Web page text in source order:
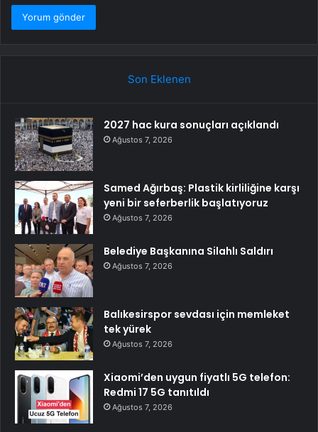
Son Eklenen
2027 hac kura sonuçları açıklandı
Ağustos 7, 2026
Samed Ağırbaş: Plastik kirliliğine karşı
yeni bir seferberlik başlatıyoruz
Ağustos 7, 2026
Belediye Başkanına Silahlı Saldırı
Ağustos 7, 2026
Balıkesirspor sevdası için memleket
tek yürek
Ağustos 7, 2026
Xiaomi’den uygun fiyatlı 5G telefon:
Redmi 17 5G tanıtıldı
Ağustos 7, 2026